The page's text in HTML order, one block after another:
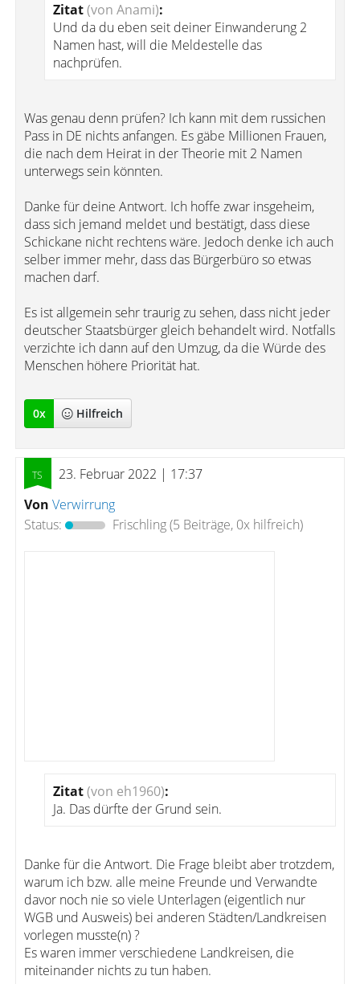
Zitat(von Anami):
Und da du eben seit deiner Einwanderung 2
Namen hast, will die Meldestelle das
nachprüfen.
Was genau denn prüfen? Ich kann mit dem russichen
Pass in DE nichts anfangen. Es gäbe Millionen Frauen,
die nach dem Heirat in der Theorie mit 2 Namen
unterwegs sein könnten.
Danke für deine Antwort. Ich hoffe zwar insgeheim,
dass sich jemand meldet und bestätigt, dass diese
Schickane nicht rechtens wäre. Jedoch denke ich auch
selber immer mehr, dass das Bürgerbüro so etwas
machen darf.
Es ist allgemein sehr traurig zu sehen, dass nicht jeder
deutscher Staatsbürger gleich behandelt wird. Notfalls
verzichte ich dann auf den Umzug, da die Würde des
Menschen höhere Priorität hat.
0x Hilfreich
23. Februar 2022 | 17:37
Von Verwirrung
Status:
Frischling(5 Beiträge, 0x hilfreich)
Zitat(von eh1960):
Ja. Das dürfte der Grund sein.
Danke für die Antwort. Die Frage bleibt aber trotzdem,
warum ich bzw. alle meine Freunde und Verwandte
davor noch nie so viele Unterlagen (eigentlich nur
WGB und Ausweis) bei anderen Städten/Landkreisen
vorlegen musste(n) ?
Es waren immer verschiedene Landkreisen, die
miteinander nichts zu tun haben.